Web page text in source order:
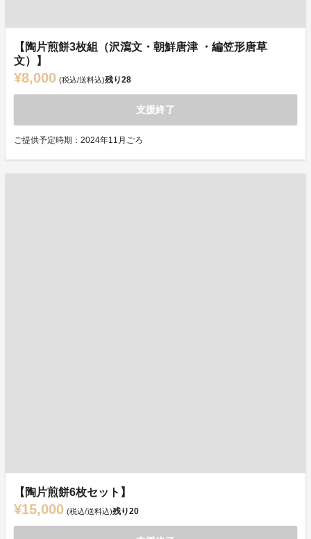
【陶片煎餅3枚組（沢瀉文・朝鮮唐津 ・編笠形唐草
文）】
¥8,000 (税込/送料込)残り28
支援終了
ご提供予定時期：2024年11月ごろ
【陶片煎餅6枚セット】
¥15,000 (税込/送料込)残り20